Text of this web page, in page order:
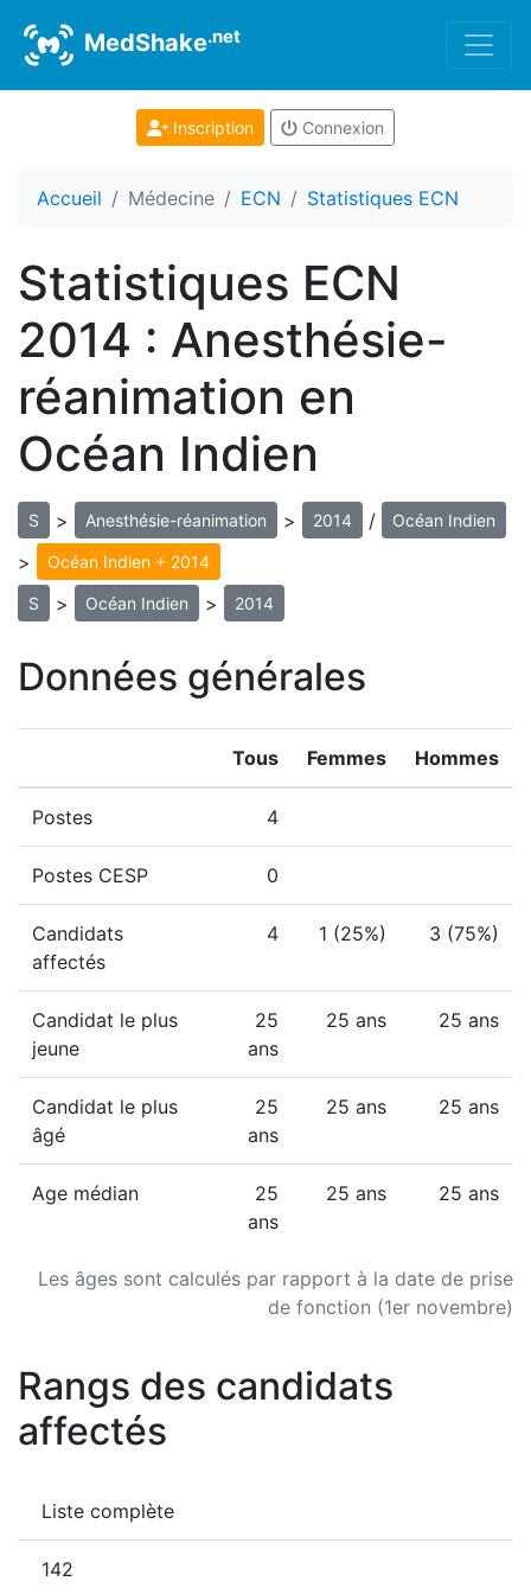
MedShake.net
Inscription Connexion
Accueil Médecine ECN Statistiques ECN
Statistiques ECN
2014 : Anesthésie-
réanimation en
Océan Indien
S > Anesthésie-réanimation > 2014 / Océan Indien
> Océan Indien + 2014
S > Océan Indien > 2014
Données générales
Les âges sont calculés par rapport à la date de prise
de fonction (1er novembre)
Tous Femmes Hommes
Postes 4
Postes CESP 0
Candidats
affectés
4 1 (25%) 3 (75%)
Candidat le plus
jeune
25
ans
25 ans 25 ans
Candidat le plus
âgé
25
ans
25 ans 25 ans
Age médian
25
ans
25 ans 25 ans
Rangs des candidats
affectés
Liste complète
142